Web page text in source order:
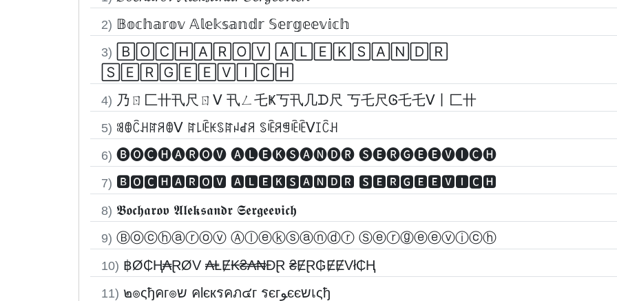
2) 𝔹𝕠𝕔𝕙𝕒𝕣𝕠𝕧 𝔸𝕝𝕖𝕜𝕤𝕒𝕟𝕕𝕣 𝕊𝕖𝕣𝕘𝕖𝕖𝕧𝕚𝕔𝕙
3) 🄱🄾🄲🄷🄰🅁🄾🅅 🄰🄻🄴🄺🅂🄰🄽🄳🅁
🅂🄴🅁🄶🄴🄴🅅🄸🄲🄷
4) 乃ㄖ匚卄卂尺ㄖᐯ 卂ㄥ乇Ҝ丂卂几ᗪ尺 丂乇尺Ꮆ乇乇ᐯ丨匚卄
5) ꌃꂦꉓꃅꍏꋪꂦᐯ ꍏ꒒ꍟꀘꌗꍏꈤꀸꋪ ꌗꍟꋪꁅꍟꍟᐯꀤꉓꃅ
6) 🅑🅞🅒🅗🅐🅡🅞🅥 🅐🅛🅔🅚🅢🅐🅝🅓🅡 🅢🅔🅡🅖🅔🅔🅥🅘🅒🅗
7) 🅱🅾🅲🅷🅰🆁🅾🆅 🅰🅻🅴🅺🆂🅰🅽🅳🆁 🆂🅴🆁🅶🅴🅴🆅🅸🅲🅷
8) 𝕭𝖔𝖈𝖍𝖆𝖗𝖔𝖛 𝕬𝖑𝖊𝖐𝖘𝖆𝖓𝖉𝖗 𝕾𝖊𝖗𝖌𝖊𝖊𝖛𝖎𝖈𝖍
9) Ⓑⓞⓒⓗⓐⓡⓞⓥ Ⓐⓛⓔⓚⓢⓐⓝⓓⓡ Ⓢⓔⓡⓖⓔⓔⓥⓘⓒⓗ
10) ฿Ø₵Ⱨ₳ⱤØV ₳ⱠɆ₭₴₳₦ĐⱤ ₴ɆⱤ₲ɆɆVł₵Ⱨ
11) ๒๏ςђคг๏ש คlєкรคภ๔г รєгﻮєєשเςђ